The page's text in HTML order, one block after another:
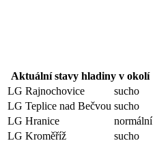
Aktuální stavy hladiny v okolí
LG Rajnochovice
sucho
LG Teplice nad Bečvou sucho
LG Hranice
normální
LG Kroměříž
sucho